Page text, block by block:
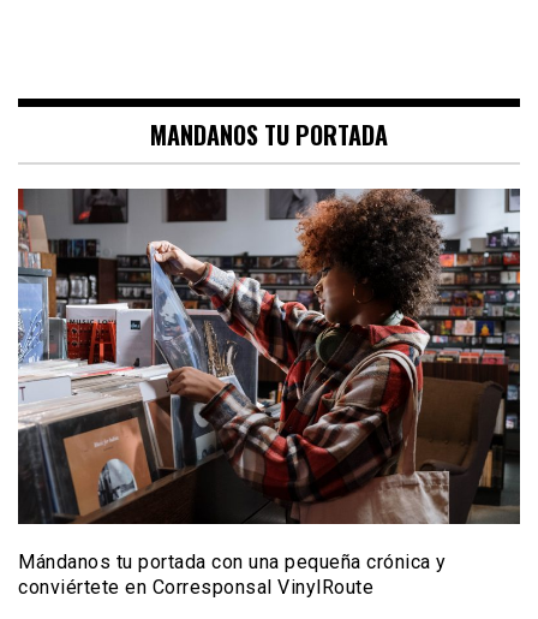
MANDANOS TU PORTADA
Mándanos tu portada con una pequeña crónica y
conviértete en Corresponsal VinylRoute